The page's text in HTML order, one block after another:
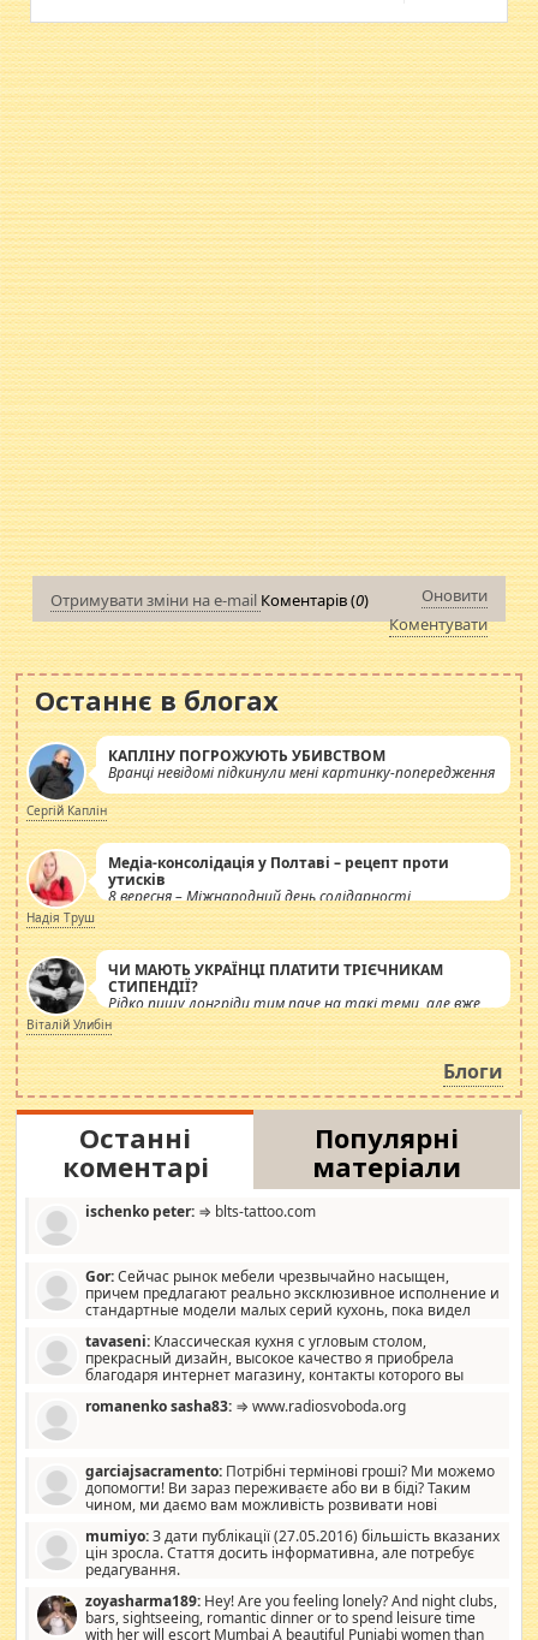
Отримувати зміни на e-mail Коментарів (0)
Оновити
Коментувати
Останнє в блогах
КАПЛІНУ ПОГРОЖУЮТЬ УБИВСТВОМ
Вранці невідомі підкинули мені картинку-попередження
Сергій Каплін
Медіа-консолідація у Полтаві – рецепт проти
утисків
8 вересня – Міжнародний день солідарності
журналістів.
Надія Труш
ЧИ МАЮТЬ УКРАЇНЦІ ПЛАТИТИ ТРІЄЧНИКАМ
СТИПЕНДІЇ?
Рідко пишу лонгріди тим паче на такі теми, але вже
просто дістало! Обурюють сьогоднішні інсенуації
навколо стипендіального питання. Штучно
роздувається ще одна соціальна катастрофа.
Віталій Улибін
Блоги
Останні
коментарі
Популярні
матеріали
ischenko peter: ⇒ blts-tattoo.com
Gor:Сейчас рынок мебели чрезвычайно насыщен,
причем предлагают реально эксклюзивное исполнение и
стандартные модели малых серий кухонь, пока видел
стандартные формы, в MebelOk, креативненько и что главное -
со вкусом все в порядке, без ненужных наворотов удорожающих
мебель, а это не последний фактор.
tavaseni: Классическая кухня с угловым столом,
прекрасный дизайн, высокое качество я приобрела
благодаря интернет магазину, контакты которого вы
romanenko sasha83: ⇒ www.radiosvoboda.org
garciajsacramento: Потрібні термінові гроші? Ми можемо
допомогти! Ви зараз переживаєте або ви в біді? Таким
чином, ми даємо вам можливість розвивати нові
допомагати людям, які намагаються дати їм шанс. Кожен
заслуговує на другий шанс, і, оскільки влада не зможе, вони
повинні приймати від інших. Для нас нема багато суми, і зрілість
витрат, а тільки узгоджених сум і нічого іншого. Не чекайте і не
коментуйте цей пост. Введіть суму, яку ви хочете подати, і ми
mumiyo:З дати публікації (27.05.2016) більшість вказаних
цін зросла. Стаття досить інформативна, але потребує
редагування.
zoyasharma189: Hey! Are you feeling lonely? And night clubs,
bars, sightseeing, romantic dinner or to spend leisure time
with her will escort Mumbai A beautiful Punjabi women than